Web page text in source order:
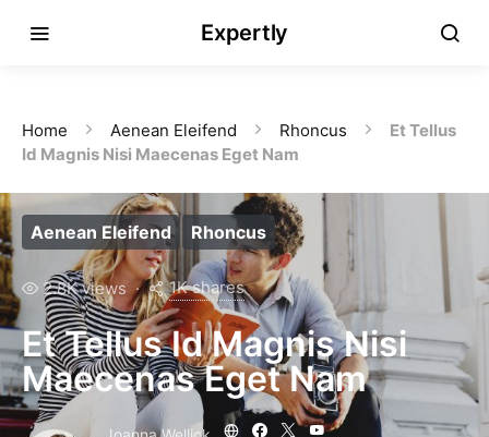
Expertly
Home Aenean Eleifend Rhoncus
Et Tellus
Id Magnis Nisi Maecenas Eget Nam
Aenean Eleifend Rhoncus
2.8K views 1K shares
Et Tellus Id Magnis Nisi
Maecenas Eget Nam